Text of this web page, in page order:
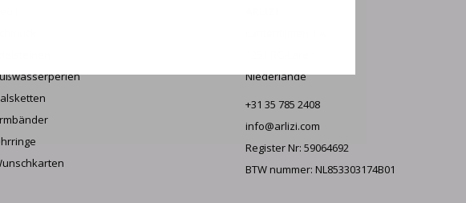
Niederlande
+31 35 785 2408
info@arlizi.com
Register Nr: 59064692
BTW nummer: NL853303174B01